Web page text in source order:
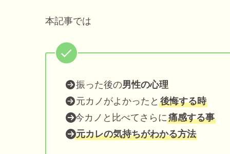
本記事では
振った後の男性の心理
元カノがよかったと 後悔する時
今カノと比べてさらに痛感する事
元カレの気持ちがわかる方法